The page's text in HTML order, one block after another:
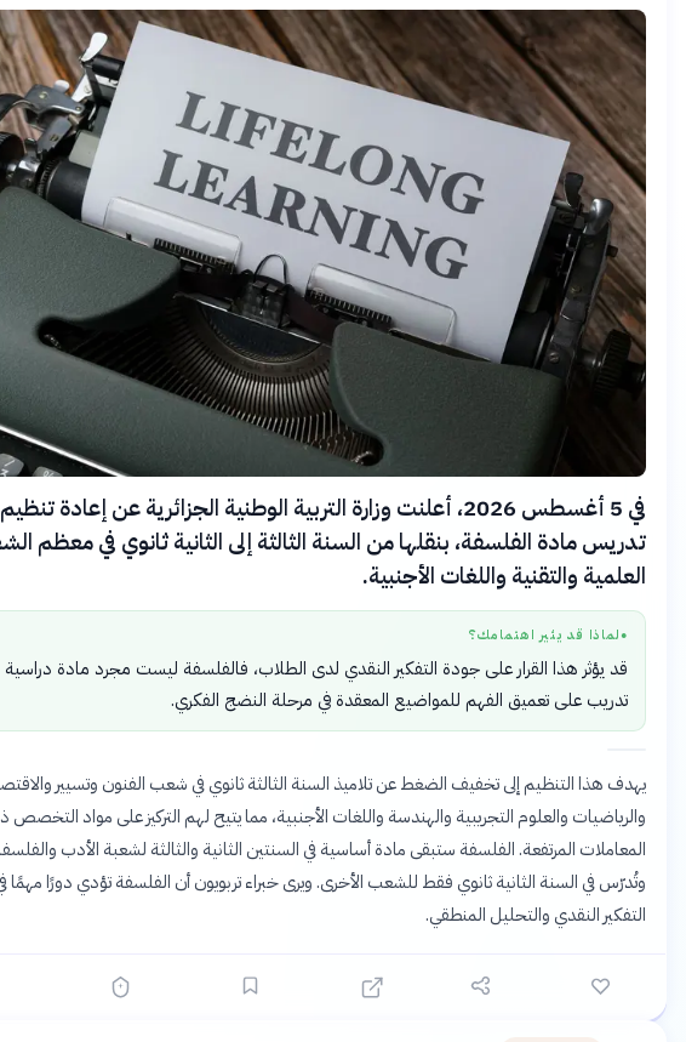
في 5 أغسطس 2026، أعلنت وزارة التربية الوطنية الجزائرية عن إعادة تنظيم
تدريس مادة الفلسفة، بنقلها من السنة الثالثة إلى الثانية ثانوي في معظم
العلمية والتقنية واللغات الأجنبية.
● لماذا قد يثير اهتمامك؟
قد يؤثر هذا القرار على جودة التفكير النقدي لدى الطلاب، فالفلسفة ليست مجرد مادة
تدريب على تعميق الفهم للمواضيع المعقدة في مرحلة النضج الفكري.
يهدف هذا التنظيم إلى تخفيف الضغط عن تلاميذ السنة الثالثة ثانوي في شعب الفنون وتسيير
والرياضيات والعلوم التجريبية والهندسة واللغات الأجنبية، مما يتيح لهم التركيز على مواد التخصص
المعاملات المرتفعة. الفلسفة ستبقى مادة أساسية في السنتين الثانية والثالثة لشعبة الأدب
وتُدرّس في السنة الثانية ثانوي فقط للشعب الأخرى. ويرى خبراء تربويون أن الفلسفة تؤدي دورًا مهمًا
التفكير النقدي والتحليل المنطقي.